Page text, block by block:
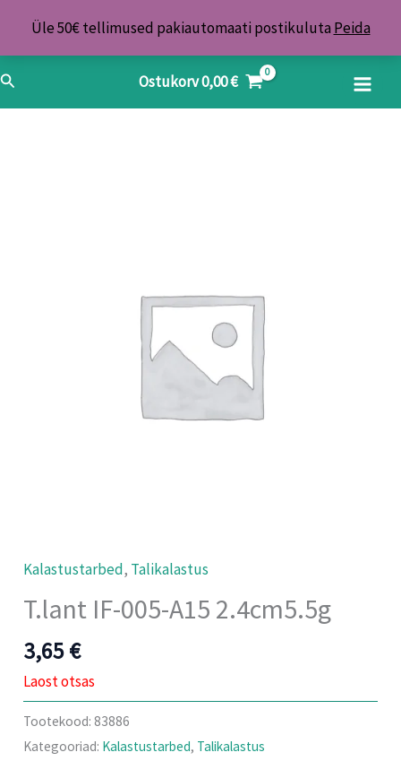
Üle 50€ tellimused pakiautomaati postikuluta Peida
content
Search Ostukorv0,00€
Kalastustarbed, Talikalastus
T.lant IF-005-A15 2.4cm5.5g
3,65€
Laost otsas
Tootekood:83886
Kategooriad: Kalastustarbed, Talikalastus